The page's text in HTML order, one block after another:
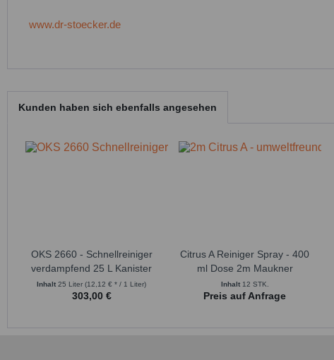
www.dr-stoecker.de
Kunden haben sich ebenfalls angesehen
OKS 2660 - Schnellreiniger
verdampfend 25 L Kanister
Inhalt 25 Liter (12,12 € * / 1 Liter)
303,00 €
Citrus A Reiniger Spray - 400
ml Dose 2m Maukner
Inhalt 12 STK.
Preis auf Anfrage